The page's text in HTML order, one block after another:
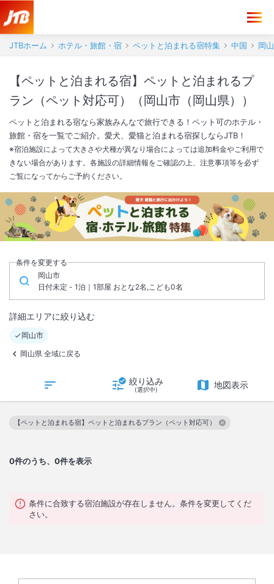
JTBホーム ホテル・旅館・宿 ペットと泊まれる宿特集 中国 岡
【ペットと泊まれる宿】ペットと泊まれるプ
ラン（ペット対応可）（岡山市（岡山県））
ペットと泊まれる宿なら家族みんなで旅行できる！ペット可のホテル・
旅館・宿を一覧でご紹介。愛犬、愛猫と泊まれる宿探しならJTB！
※宿泊施設によって大きさや犬種が異なり場合によっては追加料金やご利用で
きない場合があります。各施設の詳細情報をご確認の上、注意事項等を必ず
ご覧になってからご予約ください。
条件を変更する
岡山市
日付未定 - 1泊｜1部屋 おとな2名,こども0名
詳細エリアに絞り込む
岡山市
岡山県 全域に戻る
絞り込み
(選択中) 地図表示
0件のうち、0件を表示
【ペットと泊まれる宿】ペットと泊まれるプラン（ペット対応可）
この絞り込み条件を解除
条件に合致する宿泊施設が存在しません。条件を変更してくだ
さい。